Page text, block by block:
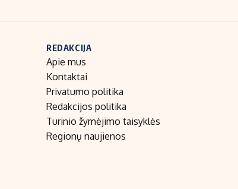
REDAKCIJA
Apie mus
Kontaktai
Privatumo politika
Redakcijos politika
Turinio žymėjimo taisyklės
Regionų naujienos